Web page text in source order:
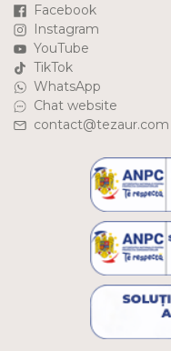
Facebook
Instagram
YouTube
TikTok
WhatsApp
Chat website
contact@tezaur.com